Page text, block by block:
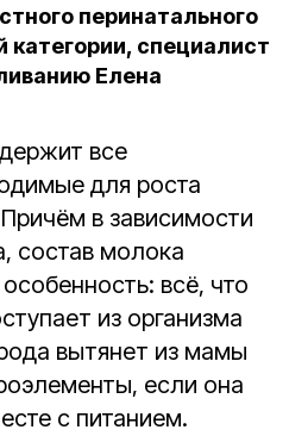
перинатального
категории, специалист
Елена
все
для роста
в зависимости
состав молока
всё, что
из организма
вытянет из мамы
если она
с питанием.